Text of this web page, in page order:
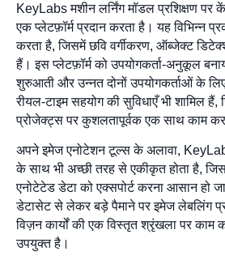
KeyLabs मशीन लर्निंग मॉडल प्रशिक्षण पर
एक प्लेटफ़ॉर्म प्रदान करता है। यह विभिन्न
करता है, जिसमें छवि वर्गीकरण, ऑब्जेक्ट
हैं। इस प्लेटफ़ॉर्म को उपयोगकर्ता-अनुकूल
शुरुआती और उन्नत दोनों उपयोगकर्ताओं के
रीयल-टाइम सहयोग की सुविधाएँ भी शामिल
प्रोजेक्ट्स पर कुशलतापूर्वक एक साथ काम
अपने इमेज एनोटेशन टूल्स के अलावा,
के साथ भी अच्छी तरह से एकीकृत होता है,
एनोटेटेड डेटा को एक्सपोर्ट करना आसान हो
डेटासेट से लेकर बड़े पैमाने पर इमेज लेबलिंग
विज़न कार्यों की एक विस्तृत श्रृंखला पर काम
उपयुक्त है।